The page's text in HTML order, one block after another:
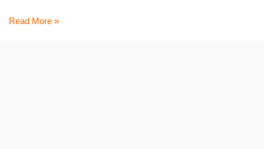
Wolny
Read More »